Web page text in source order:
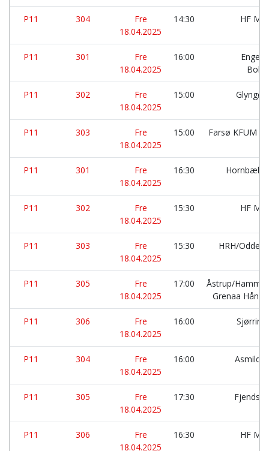
P11 304
Fre
18.04.2025
14:30 HF
P11 301
Fre
18.04.2025
16:00
P11 302
Fre
18.04.2025
15:00
P11 303
Fre
18.04.2025
15:00 Farsø KFUM
P11 301
Fre
18.04.2025
16:30 Hornbæk
P11 302
Fre
18.04.2025
15:30 HF
P11 303
Fre
18.04.2025
15:30 HRH/
P11 305
Fre
18.04.2025
17:00
Åstrup/
Grenaa
P11 306
Fre
18.04.2025
16:00
P11 304
Fre
18.04.2025
16:00 Asmild
P11 305
Fre
18.04.2025
17:30 Fjends
P11 306
Fre
18.04.2025
16:30 HF